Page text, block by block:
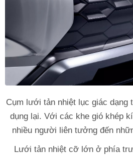
Cụm lưới tản nhiệt lục giác
dụng lại. Với các khe gió khép
nhiều người liên tưởng đến
Lưới tản nhiệt cỡ lớn ở phía